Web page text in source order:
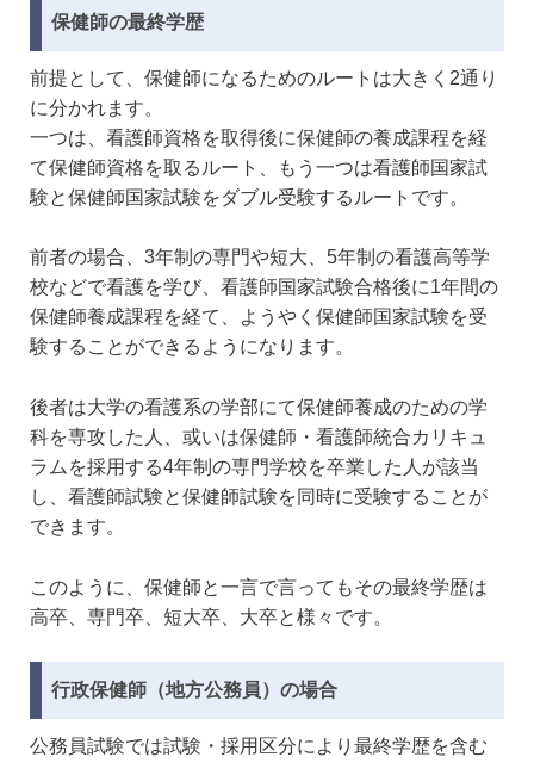
保健師の最終学歴
前提として、保健師になるためのルートは大きく2通り
に分かれます。
一つは、看護師資格を取得後に保健師の養成課程を経
て保健師資格を取るルート、もう一つは看護師国家試
験と保健師国家試験をダブル受験するルートです。
前者の場合、3年制の専門や短大、5年制の看護高等学
校などで看護を学び、看護師国家試験合格後に1年間の
保健師養成課程を経て、ようやく保健師国家試験を受
験することができるようになります。
後者は大学の看護系の学部にて保健師養成のための学
科を専攻した人、或いは保健師・看護師統合カリキュ
ラムを採用する4年制の専門学校を卒業した人が該当
し、看護師試験と保健師試験を同時に受験することが
できます。
このように、保健師と一言で言ってもその最終学歴は
高卒、専門卒、短大卒、大卒と様々です。
行政保健師（地方公務員）の場合
公務員試験では試験・採用区分により最終学歴を含む